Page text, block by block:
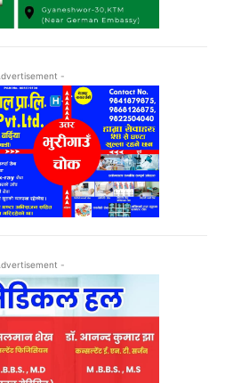
-
-